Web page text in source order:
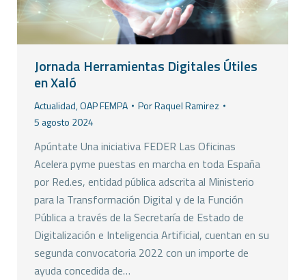
Jornada Herramientas Digitales Útiles
en Xaló
Actualidad,OAP FEMPA PorRaquel Ramirez
5 agosto 2024
Apúntate Una iniciativa FEDER Las Oficinas
Acelera pyme puestas en marcha en toda España
por Red.es, entidad pública adscrita al Ministerio
para la Transformación Digital y de la Función
Pública a través de la Secretaría de Estado de
Digitalización e Inteligencia Artificial, cuentan en su
segunda convocatoria 2022 con un importe de
ayuda concedida de…